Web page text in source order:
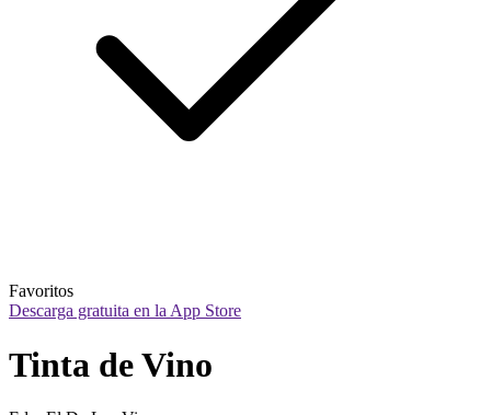
Favoritos
Descarga gratuita en la App Store
Tinta de Vino